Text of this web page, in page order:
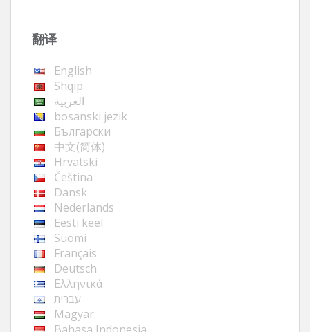
翻译
English
Shqip
العربية
bosanski jezik
Български
中文(简体)
Hrvatski
Čeština
Dansk
Nederlands
Eesti keel
Suomi
Français
Deutsch
Ελληνικά
עברית
Magyar
Bahasa Indonesia